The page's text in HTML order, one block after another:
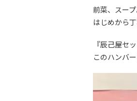
前菜、スープ
はじめから
『辰己屋セ
このハンバ